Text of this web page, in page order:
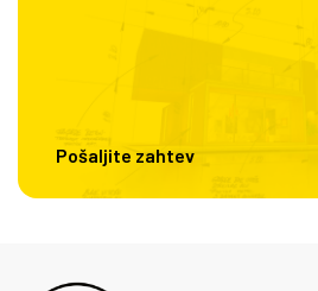
Pošaljite zahtev